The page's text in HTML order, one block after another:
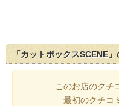
「カットボックスSCENE
このお店のクチ
最初のクチコ